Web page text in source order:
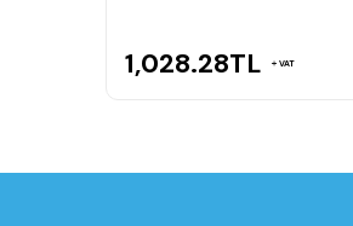
1,028.28TL VAT